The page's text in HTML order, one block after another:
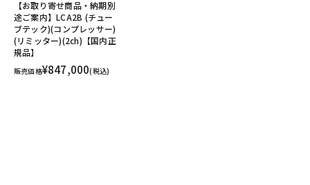
【お取り寄せ商品・納期別
途ご案内】LCA2B (チュー
ブテック)(コンプレッサー)
(リミッター)(2ch)【国内正
規品】
販売価格¥847,000(税込)